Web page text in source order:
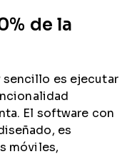
de la
sencillo es ejecutar
El software con
es
móviles,